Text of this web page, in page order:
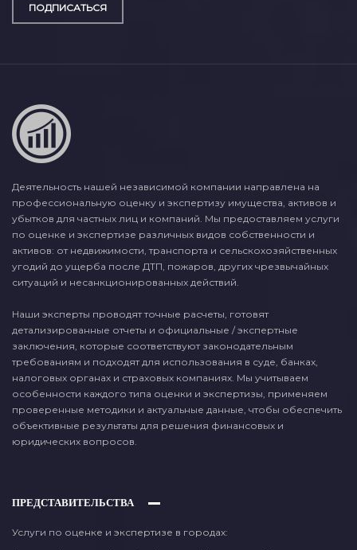
ПОДПИСАТЬСЯ
Деятельность нашей независимой компании направлена на
профессиональную оценку и экспертизу имущества, активов и
убытков для частных лиц и компаний. Мы предоставляем услуги
по оценке и экспертизе различных видов собственности и
активов: от недвижимости, транспорта и сельскохозяйственных
угодий до ущерба после ДТП, пожаров, других чрезвычайных
ситуаций и несанкционированных действий.
Наши эксперты проводят точные расчеты, готовят
детализированные отчеты и официальные / экспертные
заключения, которые соответствуют законодательным
требованиям и подходят для использования в суде, банках,
налоговых органах и страховых компаниях. Мы учитываем
особенности каждого типа оценки и экспертизы, применяем
проверенные методики и актуальные данные, чтобы обеспечить
объективные результаты для решения финансовых и
юридических вопросов.
ПРЕДСТАВИТЕЛЬСТВА
Услуги по оценке и экспертизе в городах: